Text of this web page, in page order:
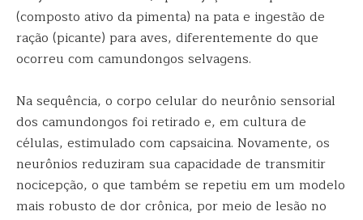
(composto ativo da pimenta) na pata e ingestão de
ração (picante) para aves, diferentemente do que
ocorreu com camundongos selvagens.
Na sequência, o corpo celular do neurônio sensorial
dos camundongos foi retirado e, em cultura de
células, estimulado com capsaicina. Novamente, os
neurônios reduziram sua capacidade de transmitir
nocicepção, o que também se repetiu em um modelo
mais robusto de dor crônica, por meio de lesão no